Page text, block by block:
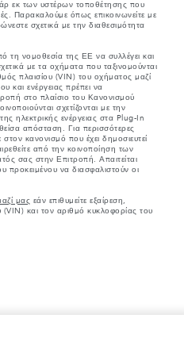
εκ των υστέρων τοποθέτησης που
Παρακαλούμε όπως επικοινωνείτε με
σχετικά με την διαθεσιμότητα
τη νομοθεσία της ΕΕ να συλλέγει και
με τα οχήματα που ταξινομούνται
πλαισίου (VIN) του οχήματος μαζί
και ενέργειας πρέπει να
στο πλαίσιο του Κανονισμού
σχετίζονται με την
ηλεκτρικής ενέργειας στα Plug-In
απόσταση. Για περισσότερες
κανονισμό που έχει δημοσιευτεί
από την κοινοποίηση των
σας στην Επιτροπή. Απαιτείται
προκειμένου να διασφαλιστούν οι
μας εάν επιθυμείτε εξαίρεση,
και τον αριθμό κυκλοφορίας του